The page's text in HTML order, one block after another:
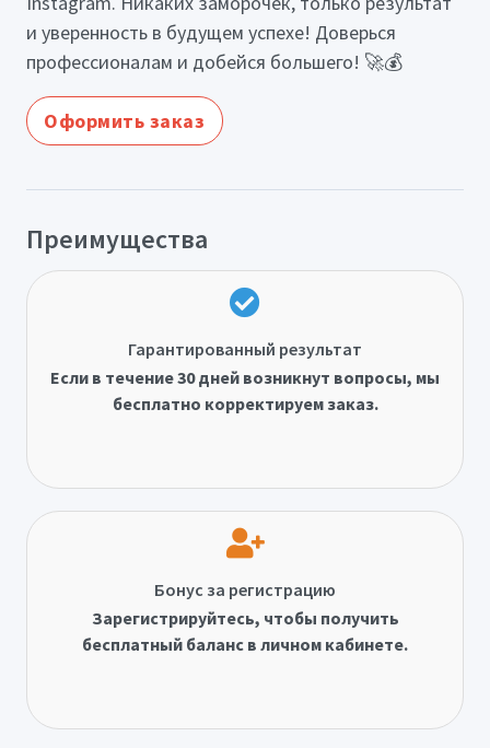
и уверенность в будущем успехе! Доверься
профессионалам и добейся большего! 🚀💰
Оформить заказ
Преимущества
Гарантированный результат
Если в течение 30 дней возникнут вопросы, мы
бесплатно корректируем заказ.
Бонус за регистрацию
Зарегистрируйтесь, чтобы получить
бесплатный баланс в личном кабинете.